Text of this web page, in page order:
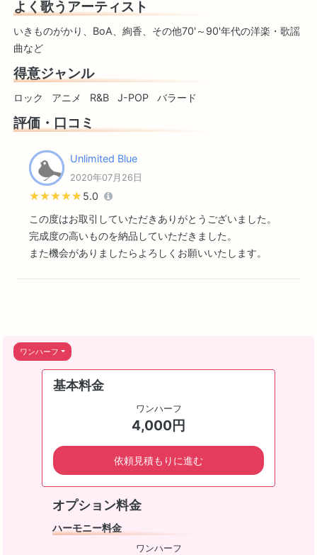
よく歌うアーティスト
いきものがかり、BoA、絢香、その他70'～90'年代の洋楽・歌謡
曲など
得意ジャンル
ロック アニメ R&B J-POP バラード
評価・口コミ
Unlimited Blue
2020年07月26日
★★★★★
★★★★★ 5.0
この度はお取引していただきありがとうございました。
完成度の高いものを納品していただきました。
また機会がありましたらよろしくお願いいたします。
ワンハーフ
基本料金
ワンハーフ
4,000円
依頼見積もりに進む
オプション料金
ハーモニー料金
ワンハーフ